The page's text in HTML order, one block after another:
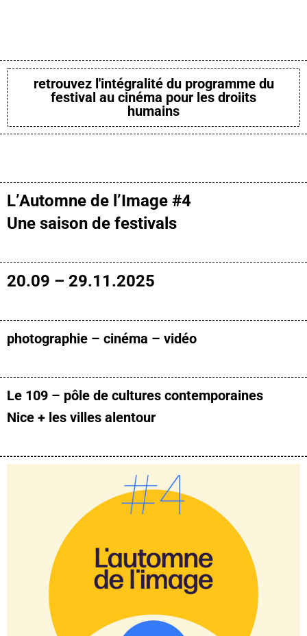
retrouvez l'intégralité du programme du
festival au cinéma pour les droiits
humains
L’Automne de l’Image #4
Une saison de festivals
20.09 – 29.11.2025
photographie – cinéma – vidéo
Le 109 – pôle de cultures contemporaines
Nice + les villes alentour